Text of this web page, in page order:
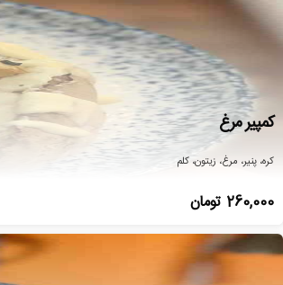
کمپیر مرغ
کره، پنیر، مرغ، زیتون، کلم
260,000 تومان